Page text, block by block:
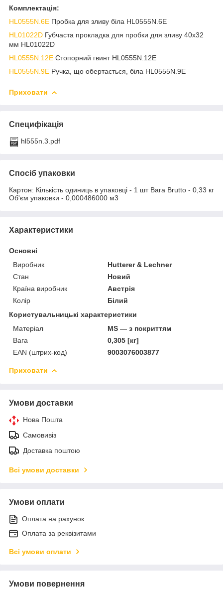
Комплектація:
HL0555N.6E Пробка для зливу біла HL0555N.6E
HL01022D Губчаста прокладка для пробки для зливу 40х32
мм HL01022D
HL0555N.12E Стопорний гвинт HL0555N.12E
HL0555N.9E Ручка, що обертається, біла HL0555N.9E
Приховати
Специфікація
hl555n.3.pdf
Спосіб упаковки
Картон: Кількість одиниць в упаковці - 1 шт Вага Brutto - 0,33 кг
Об'єм упаковки - 0,000486000 м3
Характеристики
Основні
Виробник
Hutterer & Lechner
Стан
Новий
Країна виробник
Австрія
Колір
Білий
Користувальницькі характеристики
Матеріал
MS — з покриттям
Вага
0,305 [кг]
EAN (штрих-код)
9003076003877
Приховати
Умови доставки
Нова Пошта
Самовивіз
Доставка поштою
Всі умови доставки
Умови оплати
Оплата на рахунок
Оплата за реквізитами
Всі умови оплати
Умови повернення